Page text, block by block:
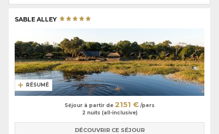
SABLE ALLEY
RÉSUMÉ
Séjour à partir de 2151 € /pers
2 nuits (all-inclusive)
DÉCOUVRIR CE SÉJOUR